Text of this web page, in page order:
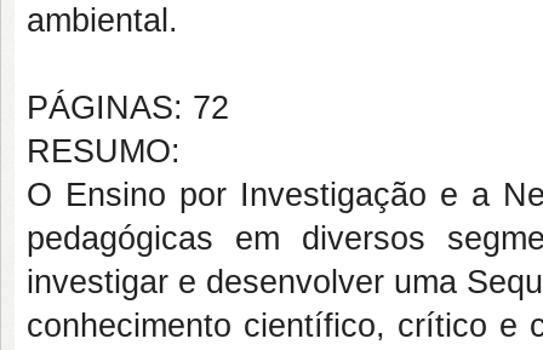
ambiental.
PÁGINAS: 72
RESUMO:
O Ensino por Investigação e a
pedagógicas em diversos
investigar e desenvolver uma
conhecimento científico, crítico e